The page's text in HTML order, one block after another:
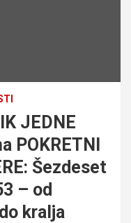
JEDNE
POKRETNI
Šezdeset
– od
kralja